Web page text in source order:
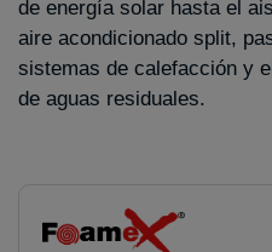
de energía solar hasta el
aire acondicionado split,
sistemas de calefacción y
de aguas residuales.